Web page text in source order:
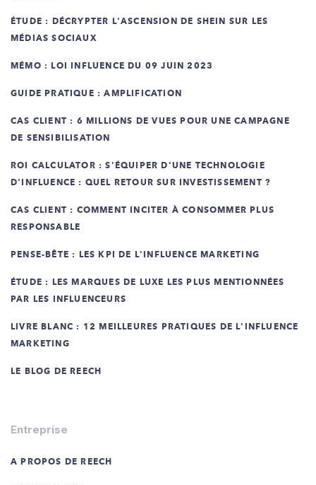
ÉTUDE : DÉCRYPTER L'ASCENSION DE SHEIN SUR LES
MÉDIAS SOCIAUX
MÉMO : LOI INFLUENCE DU 09 JUIN 2023
GUIDE PRATIQUE : AMPLIFICATION
CAS CLIENT : 6 MILLIONS DE VUES POUR UNE CAMPAGNE
DE SENSIBILISATION
ROI CALCULATOR : S'ÉQUIPER D'UNE TECHNOLOGIE
D'INFLUENCE : QUEL RETOUR SUR INVESTISSEMENT ?
CAS CLIENT : COMMENT INCITER À CONSOMMER PLUS
RESPONSABLE
PENSE-BÊTE : LES KPI DE L'INFLUENCE MARKETING
ÉTUDE : LES MARQUES DE LUXE LES PLUS MENTIONNÉES
PAR LES INFLUENCEURS
LIVRE BLANC : 12 MEILLEURES PRATIQUES DE L'INFLUENCE
MARKETING
LE BLOG DE REECH
Entreprise
A PROPOS DE REECH